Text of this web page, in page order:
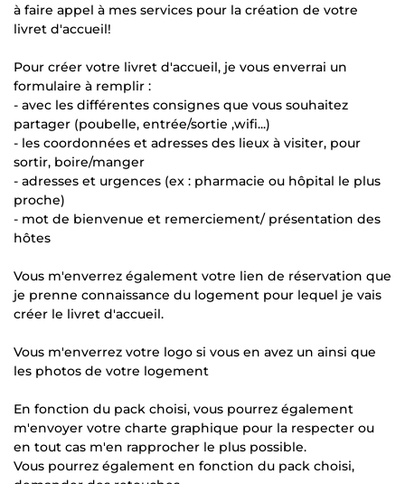
à faire appel à mes services pour la création de votre
livret d'accueil!
Pour créer votre livret d'accueil, je vous enverrai un
formulaire à remplir :
- avec les différentes consignes que vous souhaitez
partager (poubelle, entrée/sortie ,wifi...)
- les coordonnées et adresses des lieux à visiter, pour
sortir, boire/manger
- adresses et urgences (ex : pharmacie ou hôpital le plus
proche)
- mot de bienvenue et remerciement/ présentation des
hôtes
Vous m'enverrez également votre lien de réservation que
je prenne connaissance du logement pour lequel je vais
créer le livret d'accueil.
Vous m'enverrez votre logo si vous en avez un ainsi que
les photos de votre logement
En fonction du pack choisi, vous pourrez également
m'envoyer votre charte graphique pour la respecter ou
en tout cas m'en rapprocher le plus possible.
Vous pourrez également en fonction du pack choisi,